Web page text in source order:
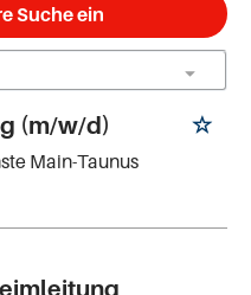
Suche ein
(m/w/d)
Main-Taunus